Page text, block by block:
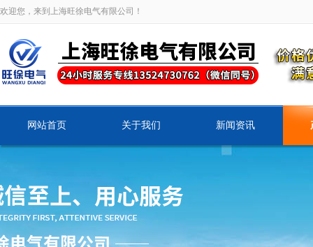
欢迎您，来到上海旺徐电气有限公司！
网站首页 关于我们 新闻资讯